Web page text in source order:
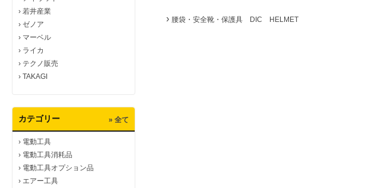
› 若井産業
› ゼノア
› マーベル
› ライカ
› テクノ販売
› TAKAGI
カテゴリー » 全て
› 電動工具
› 電動工具消耗品
› 電動工具オプション品
› エアー工具
› 腰袋・安全靴・保護具 DIC HELMET